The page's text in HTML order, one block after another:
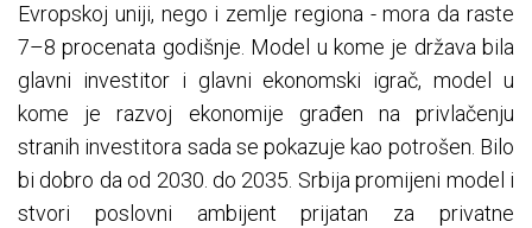
Evropskoj uniji, nego i zemlje regiona - mora da raste
7–8 procenata godišnje. Model u kome je država bila
glavni investitor i glavni ekonomski igrač, model u
kome je razvoj ekonomije građen na privlačenju
stranih investitora sada se pokazuje kao potrošen. Bilo
bi dobro da od 2030. do 2035. Srbija promijeni model i
stvori poslovni ambijent prijatan za privatne